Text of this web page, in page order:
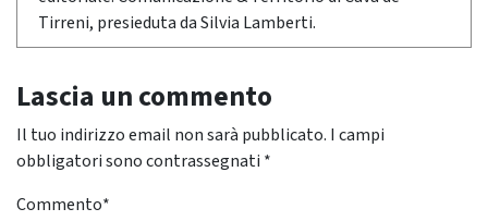
Tirreni, presieduta da Silvia Lamberti.
Lascia un commento
Il tuo indirizzo email non sarà pubblicato. I campi
obbligatori sono contrassegnati *
Commento*